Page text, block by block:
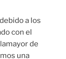
debido a los
con el
de
una